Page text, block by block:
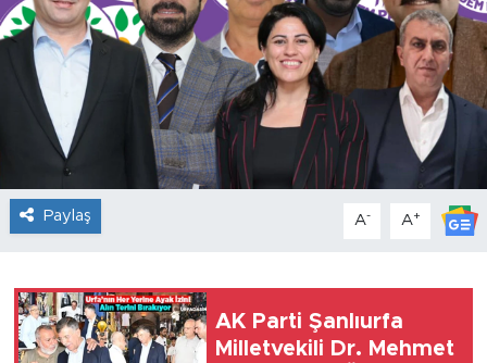
Paylaş A- A+
AK Parti Şanlıurfa
Milletvekili Dr. Mehmet